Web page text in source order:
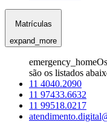
Matrículas
expand_more
emergency_home
são os listados
11 4040.2090
11 97433.6632
11 99518.0217